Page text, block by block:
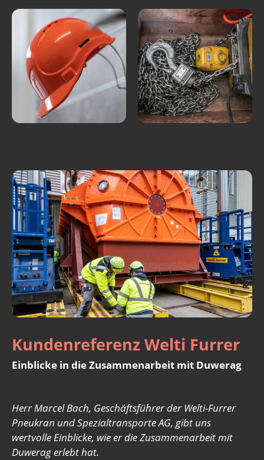
Kundenreferenz Welti Furrer
Einblicke in die Zusammenarbeit mit Duwerag
Herr Marcel Bach, Geschäftsführer der Welti-Furrer
Pneukran und Spezialtransporte AG, gibt uns
wertvolle Einblicke, wie er die Zusammenarbeit mit
Duwerag erlebt hat.